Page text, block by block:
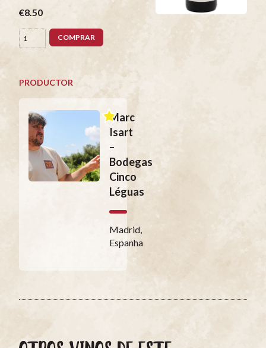
€8.50
COMPRAR
PRODUCTOR
Marc
Isart
–
Bodegas
Cinco
Léguas
Madrid,
Espanha